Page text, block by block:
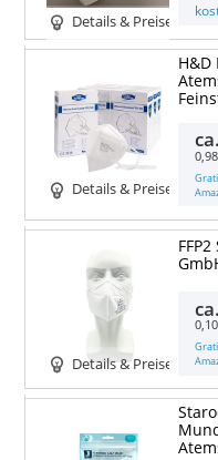
Details & Preise
Details & Preise
H&D
ca.
Details & Preise
ca.